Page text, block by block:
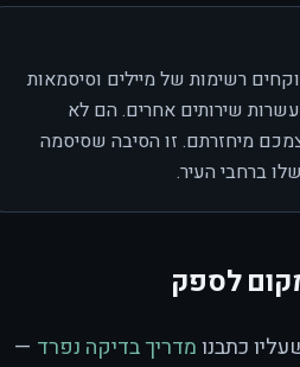
רשימות של מיילים וסיסמאות
שירותים אחרים. הם לא
מיחזרתם. זו הסיבה שסיסמה
ברחבי העיר.
לספק
מדריך בדיקה נפרד —